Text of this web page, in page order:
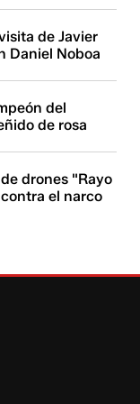
de Javier
Daniel Noboa
del
de rosa
drones "Rayo
el narco